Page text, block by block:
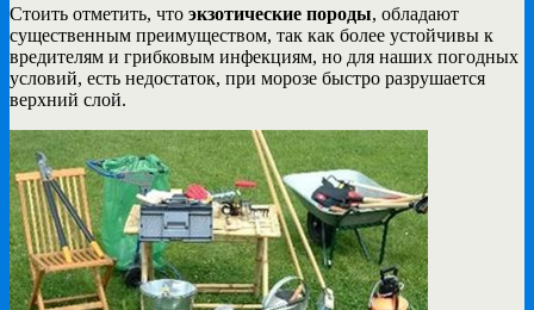
Стоить отметить, что экзотические породы, обладают
существенным преимуществом, так как более устойчивы к
вредителям и грибковым инфекциям, но для наших погодных
условий, есть недостаток, при морозе быстро разрушается
верхний слой.